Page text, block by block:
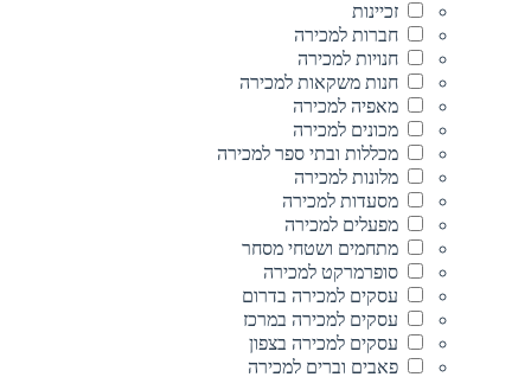
זכיינות
חברות למכירה
חנויות למכירה
חנות משקאות למכירה
מאפיה למכירה
מכונים למכירה
מכללות ובתי ספר למכירה
מלונות למכירה
מסעדות למכירה
מפעלים למכירה
מתחמים ושטחי מסחר
סופרמרקט למכירה
עסקים למכירה בדרום
עסקים למכירה במרכז
עסקים למכירה בצפון
פאבים וברים למכירה